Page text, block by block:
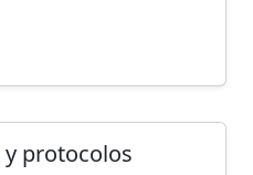
protocolos